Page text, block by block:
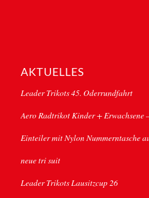
AKTUELLES
Leader Trikots 45. Oderrundfahrt
Aero Radtrikot Kinder + Erwachsene
Einteiler mit Nylon Nummerntasche
neue tri suit
Leader Trikots Lausitzcup 26